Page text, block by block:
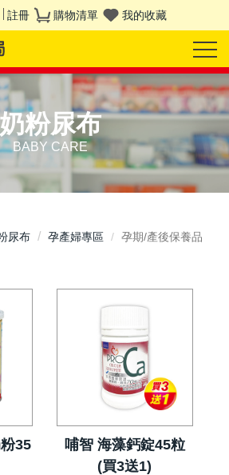
註冊 購物清單 我的收藏
奶粉尿布
BABY CARE
尿布 孕產婦專區 孕期/產後保養品
35
哺智 海藻鈣錠45粒
(買3送1)